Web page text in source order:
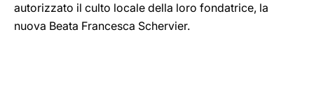
autorizzato il culto locale della loro fondatrice, la
nuova Beata Francesca Schervier.